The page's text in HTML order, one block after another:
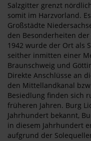
Salzgitter grenzt
somit im Harzvorland.
Großstädte
den Besonderheiten
1942 wurde der Ort als
seither inmitten einer
Braunschweig und
Direkte Anschlüsse an
den Mittellandkanal
Besiedlung finden sich
früheren Jahren. Burg
Jahrhundert bekannt,
in diesem Jahrhundert
aufgrund der